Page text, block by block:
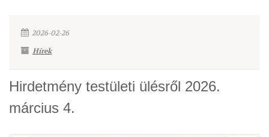
2026-02-26
Hírek
Hirdetmény testületi ülésről 2026.
március 4.